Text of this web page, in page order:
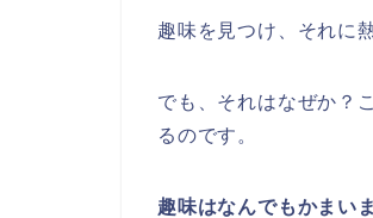
趣味を見つけ、それに
でも、それはなぜか？
るのです。
趣味はなんでもかまい